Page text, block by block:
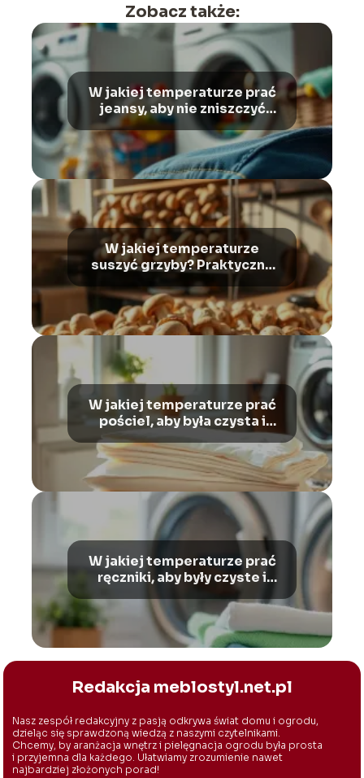
Zobacz także:
W jakiej temperaturze prać
jeansy, aby nie zniszczyć
materiału?
W jakiej temperaturze
suszyć grzyby? Praktyczne
porady
W jakiej temperaturze prać
pościel, aby była czysta i
świeża?
W jakiej temperaturze prać
ręczniki, aby były czyste i
Redakcja meblostyl.net.pl
Nasz zespół redakcyjny z pasją odkrywa świat domu i ogrodu,
dzieląc się sprawdzoną wiedzą z naszymi czytelnikami.
Chcemy, by aranżacja wnętrz i pielęgnacja ogrodu była prosta
i przyjemna dla każdego. Ułatwiamy zrozumienie nawet
najbardziej złożonych porad!